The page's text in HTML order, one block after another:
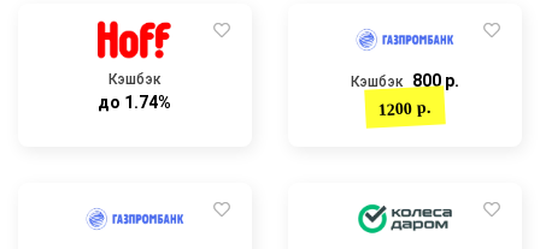
Кэшбэк
до 1.74%
Кэшбэк 800 р.
1200 р.